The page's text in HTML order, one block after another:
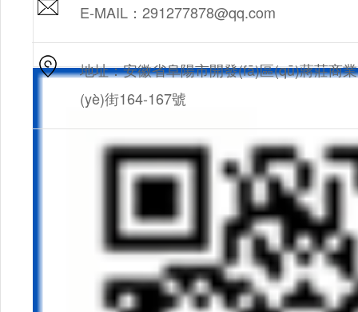
E-MAIL：291277878@qq.com
地址：安徽省阜陽市開發(fā)區(qū)蔣莊商業
(yè)街164-167號